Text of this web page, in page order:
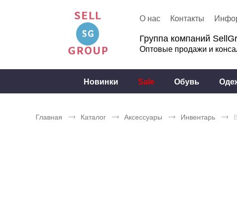
О нас Контакты
Группа компаний
Оптовые продажи и
Новинки Sale Обувь
Главная Каталог Аксессуары Инвентарь